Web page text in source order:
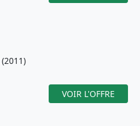
(2011)
VOIR L'OFFRE